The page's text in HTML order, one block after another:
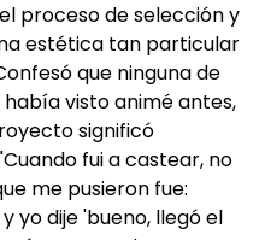
proceso de selección y
estética tan particular
que ninguna de
visto animé antes,
significó
fui a castear, no
me pusieron fue:
yo dije 'bueno, llegó el